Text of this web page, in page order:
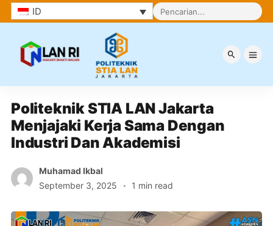
ID
Politeknik STIA LAN Jakarta
Menjajaki Kerja Sama Dengan
Industri Dan Akademisi
Muhamad Ikbal
September 3, 2025
1 min read